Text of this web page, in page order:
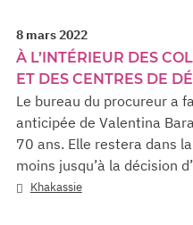
8 mars 2022
À L’INTÉRIEUR DES
ET DES CENTRES DE
Le bureau du procureur a
anticipée de Valentina
70 ans. Elle restera dans
moins jusqu’à la décision
Khakassie